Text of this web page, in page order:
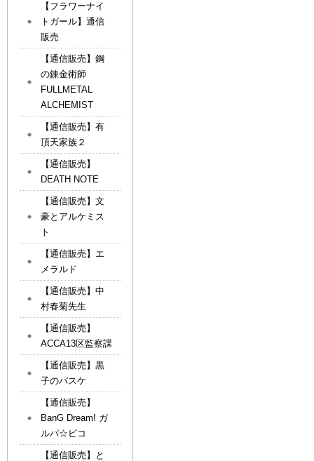
【フラワーナイ
トガール】通信
販売
【通信販売】鋼
の錬金術師
FULLMETAL
ALCHEMIST
【通信販売】有
頂天家族２
【通信販売】
DEATH NOTE
【通信販売】文
豪とアルケミス
ト
【通信販売】エ
メラルド
【通信販売】中
村春菊先生
【通信販売】
ACCA13区監察課
【通信販売】黒
子のバスケ
【通信販売】
BanG Dream! ガ
ルパ☆ピコ
【通信販売】と